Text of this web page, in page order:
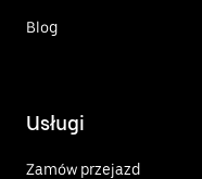
Blog
Usługi
Zamów przejazd